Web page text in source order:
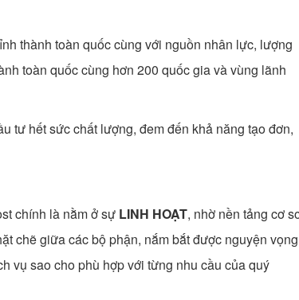
thành toàn quốc cùng với nguồn nhân lực, lượng
toàn quốc cùng hơn 200 quốc gia và vùng lãnh
tư hết sức chất lượng, đem đến khả năng tạo đơn,
chính là nằm ở sự LINH HOẠT, nhờ nền tảng cơ
chẽ giữa các bộ phận, nắm bắt được nguyện
vụ sao cho phù hợp với từng nhu cầu của quý